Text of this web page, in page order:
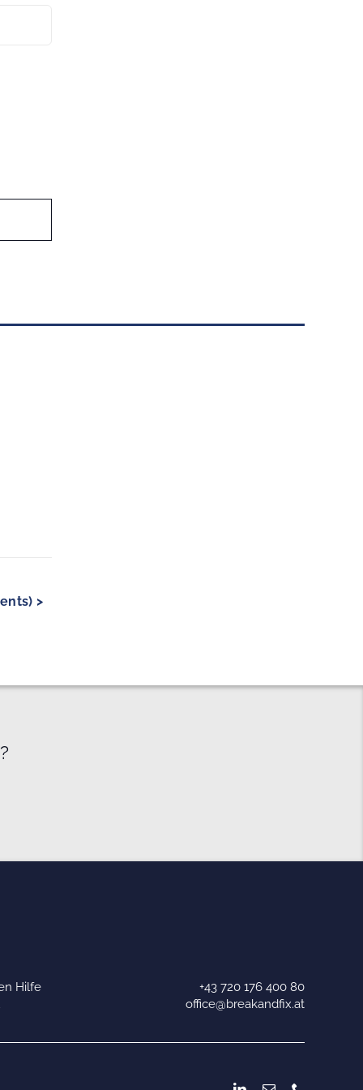
>
Hilfe
+43 720 176 400 80
office@breakandfix.at